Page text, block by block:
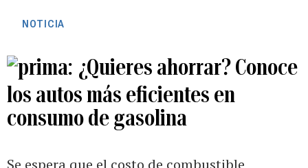
NOTICIA
¿Quieres ahorrar? Conoce
los autos más eficientes en
consumo de gasolina
Se espera que el costo de combustible